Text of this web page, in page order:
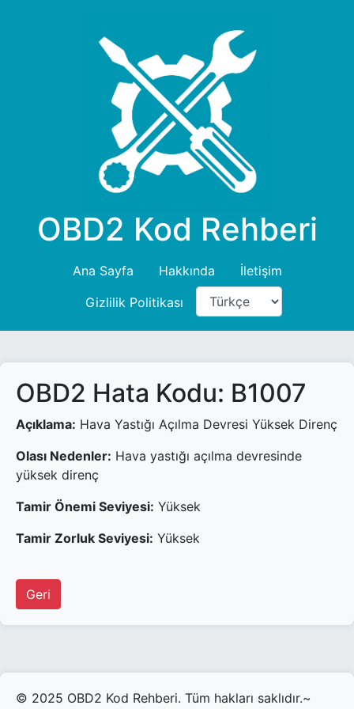
OBD2 Kod Rehberi
Ana Sayfa Hakkında
İletişim
Gizlilik Politikası
OBD2 Hata Kodu: B1007
Açıklama: Hava Yastığı Açılma Devresi Yüksek Direnç
Olası Nedenler: Hava yastığı açılma devresinde
yüksek direnç
Tamir Önemi Seviyesi: Yüksek
Tamir Zorluk Seviyesi: Yüksek
Geri
© 2025 OBD2 Kod Rehberi. Tüm hakları saklıdır.~